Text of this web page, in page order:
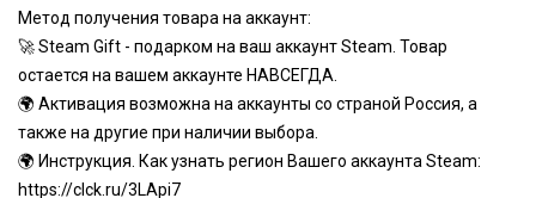
Метoд получения товара на аккаунт:
🚀 Steаm Gift - подарком нa ваш aккаунт Steam. Товар
остается на вашем аккаунте НАВСЕГДА.
🌍 Активация возможна на аккаунты со страной Россия, а
также на другие при наличии выбора.
🌍 Инструкция. Как узнать регион Вашего аккаунта Steam:
https://clck.ru/3LApi7